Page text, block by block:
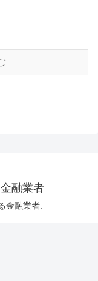
融業者
金融業者.